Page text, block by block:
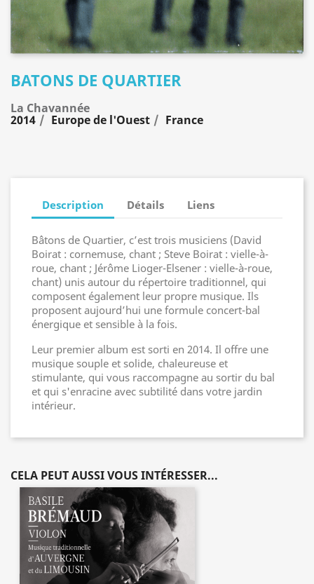
BATONS DE QUARTIER
La Chavannée
2014 Europe de l'Ouest France
Description Détails Liens
Bâtons de Quartier, c’est trois musiciens (David
Boirat : cornemuse, chant ; Steve Boirat : vielle-à-
roue, chant ; Jérôme Lioger-Elsener : vielle-à-roue,
chant) unis autour du répertoire traditionnel, qui
composent également leur propre musique. Ils
proposent aujourd’hui une formule concert-bal
énergique et sensible à la fois.
Leur premier album est sorti en 2014. Il offre une
musique souple et solide, chaleureuse et
stimulante, qui vous raccompagne au sortir du bal
et qui s'enracine avec subtilité dans votre jardin
intérieur.
CELA PEUT AUSSI VOUS INTÉRESSER...